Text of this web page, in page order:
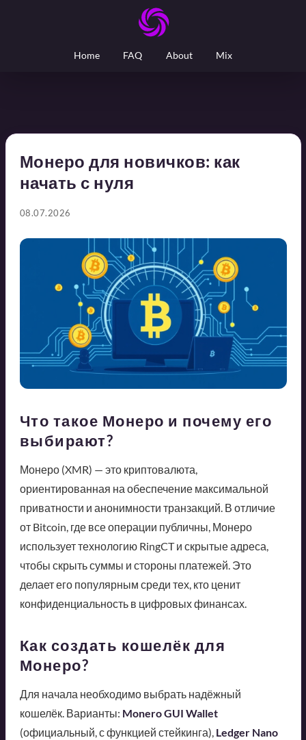
Home FAQ About Mix
Монеро для новичков: как
начать с нуля
08.07.2026
Что такое Монеро и почему его
выбирают?
Монеро (XMR) — это криптовалюта,
ориентированная на обеспечение максимальной
приватности и анонимности транзакций. В отличие
от Bitcoin, где все операции публичны, Монеро
использует технологию RingCT и скрытые адреса,
чтобы скрыть суммы и стороны платежей. Это
делает его популярным среди тех, кто ценит
конфиденциальность в цифровых финансах.
Как создать кошелёк для
Монеро?
Для начала необходимо выбрать надёжный
кошелёк. Варианты: Monero GUI Wallet
(официальный, с функцией стейкинга), Ledger Nano